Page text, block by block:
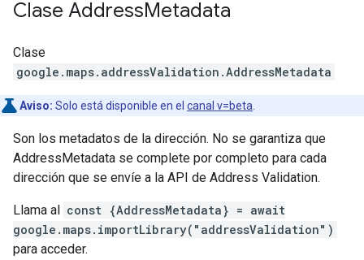
Clase AddressMetadata
Clase
google.maps.addressValidation .AddressMetadata
Aviso: Solo está disponible en el canal v=beta
Son los metadatos de la dirección. No se garantiza que
AddressMetadata se complete por completo para cada
dirección que se envíe a la API de Address Validation.
Llama al const {AddressMetadata} = await
google.maps.importLibrary("addressValidation")
para acceder.